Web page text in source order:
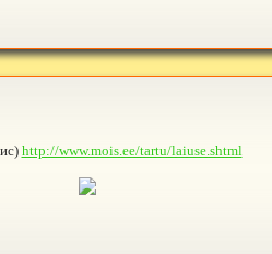
http://www.mois.ee/tartu/laiuse.shtml